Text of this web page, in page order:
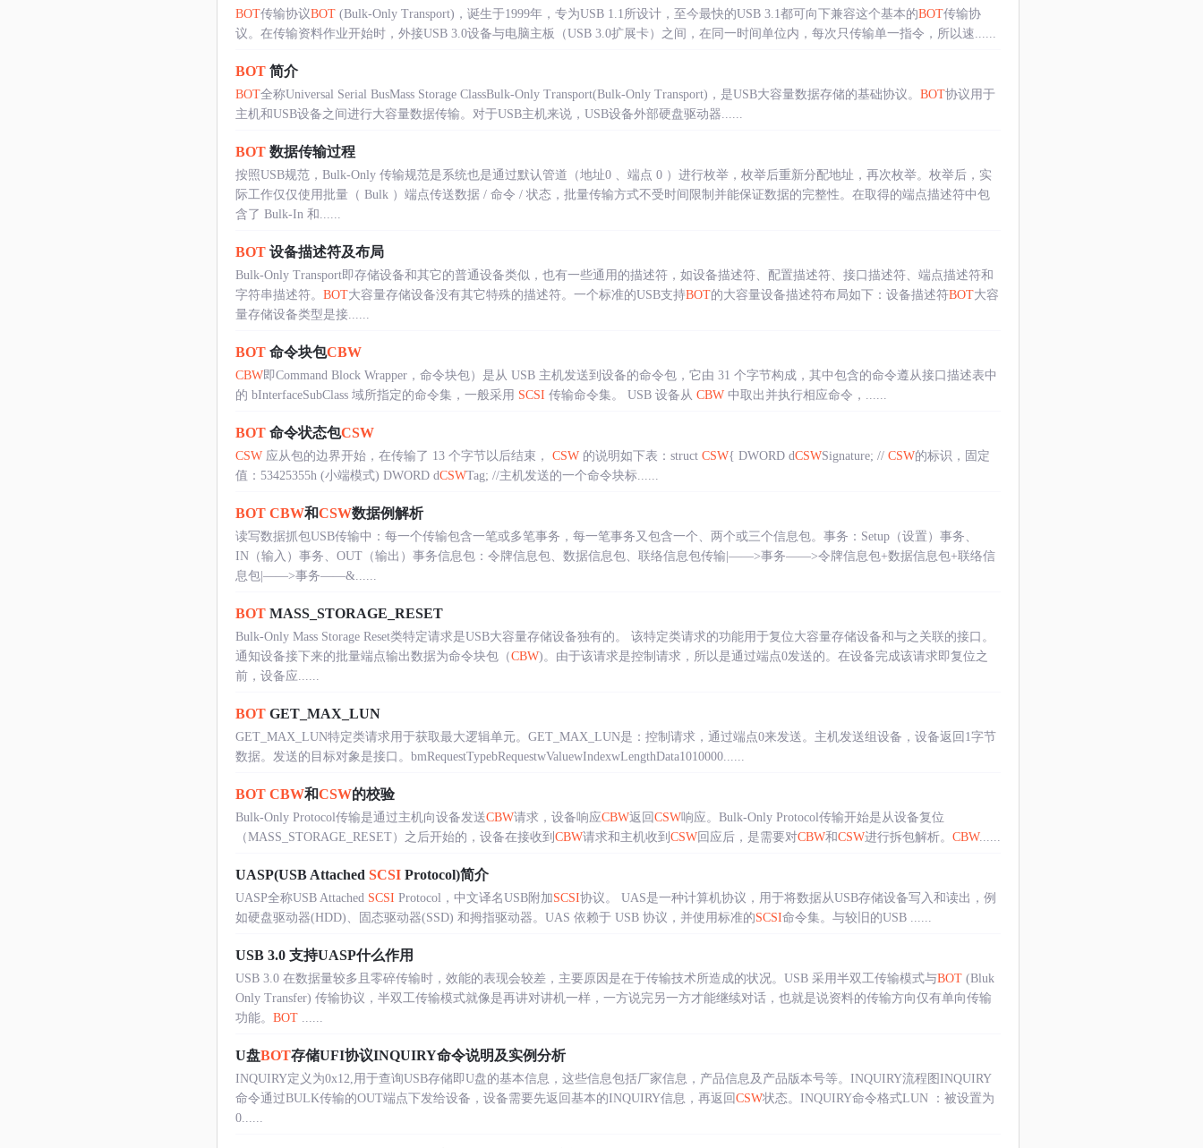
BOT传输协议BOT(Bulk-Only Transport)，诞生于1999年，专为USB 1.1所设计，至今最快的USB 3.1都可向下兼容这个基本的BOT传输协
议。在传输资料作业开始时，外接USB 3.0设备与电脑主板（USB 3.0扩展卡）之间，在同一时间单位内，每次只传输单一指令，所以速......
BOT简介
BOT全称Universal Serial BusMass Storage ClassBulk-Only Transport(Bulk-Only Transport)，是USB大容量数据存储的基础协议。 BOT协议用于
主机和USB设备之间进行大容量数据传输。对于USB主机来说，USB设备外部硬盘驱动器......
BOT数据传输过程
按照USB规范，Bulk-Only 传输规范是系统也是通过默认管道（地址0 、端点 0 ）进行枚举，枚举后重新分配地址，再次枚举。枚举后，实
际工作仅仅使用批量（ Bulk ）端点传送数据 / 命令 / 状态，批量传输方式不受时间限制并能保证数据的完整性。在取得的端点描述符中包
含了 Bulk-In 和......
BOT设备描述符及布局
Bulk-Only Transport即存储设备和其它的普通设备类似，也有一些通用的描述符，如设备描述符、配置描述符、接口描述符、端点描述符和
字符串描述符。 BOT大容量存储设备没有其它特殊的描述符。一个标准的USB支持BOT的大容量设备描述符布局如下：设备描述符BOT大容
量存储设备类型是接......
BOT命令块包CBW
CBW即Command Block Wrapper，命令块包）是从 USB 主机发送到设备的命令包，它由 31 个字节构成，其中包含的命令遵从接口描述表中
的 bInterfaceSubClass 域所指定的命令集，一般采用 SCSI 传输命令集。 USB 设备从 CBW中取出并执行相应命令，......
BOT命令状态包CSW
CSW应从包的边界开始，在传输了 13 个字节以后结束， CSW的说明如下表：struct CSW{ DWORD dCSWSignature; // CSW的标识，固定
值：53425355h (小端模式) DWORD dCSWTag; //主机发送的一个命令块标......
BOT CBW和CSW数据例解析
读写数据抓包USB传输中：每一个传输包含一笔或多笔事务，每一笔事务又包含一个、两个或三个信息包。事务：Setup（设置）事务、
IN（输入）事务、OUT（输出）事务信息包：令牌信息包、数据信息包、联络信息包传输|——>事务——>令牌信息包+数据信息包+联络信
息包|——>事务——&......
BOTMASS_STORAGE_RESET
Bulk-Only Mass Storage Reset类特定请求是USB大容量存储设备独有的。 该特定类请求的功能用于复位大容量存储设备和与之关联的接口。
通知设备接下来的批量端点输出数据为命令块包（CBW)。由于该请求是控制请求，所以是通过端点0发送的。在设备完成该请求即复位之
前，设备应......
BOTGET_MAX_LUN
GET_MAX_LUN特定类请求用于获取最大逻辑单元。GET_MAX_LUN是：控制请求，通过端点0来发送。主机发送组设备，设备返回1字节
数据。发送的目标对象是接口。bmRequestTypebRequestwValuewIndexwLengthData1010000......
BOT CBW和CSW的校验
Bulk-Only Protocol传输是通过主机向设备发送CBW请求，设备响应CBW返回CSW响应。Bulk-Only Protocol传输开始是从设备复位
（MASS_STORAGE_RESET）之后开始的，设备在接收到 CBW请求和主机收到 CSW回应后，是需要对CBW和CSW进行拆包解析。 CBW......
UASP(USB Attached SCSIProtocol)简介
UASP全称USB Attached SCSI Protocol，中文译名USB附加SCSI协议。 UAS是一种计算机协议，用于将数据从USB存储设备写入和读出，例
如硬盘驱动器(HDD)、固态驱动器(SSD) 和拇指驱动器。UAS 依赖于 USB 协议，并使用标准的SCSI命令集。与较旧的USB ......
USB 3.0 支持UASP什么作用
USB 3.0 在数据量较多且零碎传输时，效能的表现会较差，主要原因是在于传输技术所造成的状况。USB 采用半双工传输模式与BOT(Bluk
Only Transfer) 传输协议，半双工传输模式就像是再讲对讲机一样，一方说完另一方才能继续对话，也就是说资料的传输方向仅有单向传输
功能。 BOT......
U盘BOT存储UFI协议INQUIRY命令说明及实例分析
INQUIRY定义为0x12,用于查询USB存储即U盘的基本信息，这些信息包括厂家信息，产品信息及产品版本号等。INQUIRY流程图INQUIRY
命令通过BULK传输的OUT端点下发给设备，设备需要先返回基本的INQUIRY信息，再返回CSW状态。INQUIRY命令格式LUN ：被设置为
0......